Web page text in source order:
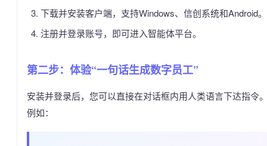
下载并安装客户端，支持Windows、信创系统和Android。
注册并登录账号，即可进入智能体平台。
第二步：体验“一句话生成数字员工”
安装并登录后，您可以直接在对话框内用人类语言下达指令
例如：